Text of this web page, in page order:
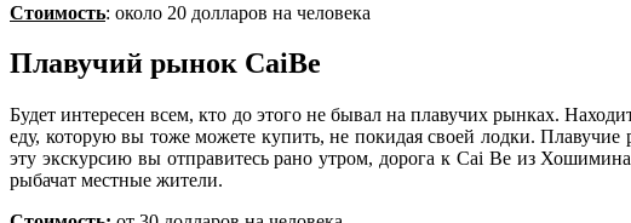
Стоимость: около 20 долларов на человека
Плавучий рынок CaiBe
Будет интересен всем, кто до этого не бывал на плавучих рынках.
еду, которую вы тоже можете купить, не покидая своей лодки.
эту экскурсию вы отправитесь рано утром, дорога к Cai Be из
рыбачат местные жители.